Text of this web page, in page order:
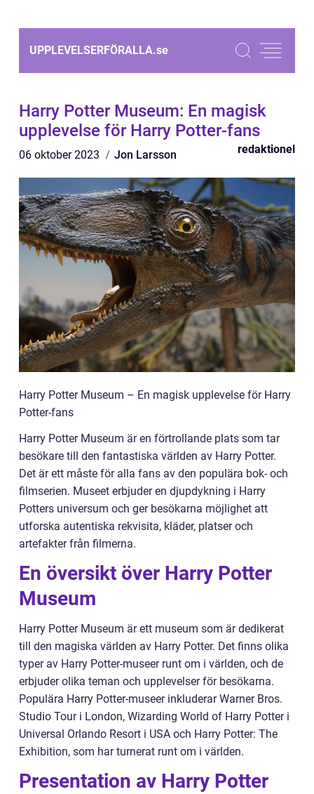
UPPLEVELSERFÖRALLA.se
Harry Potter Museum: En magisk
upplevelse för Harry Potter-fans
06 oktober 2023 Jon Larsson redaktionel
Harry Potter Museum – En magisk upplevelse för Harry
Potter-fans
Harry Potter Museum är en förtrollande plats som tar
besökare till den fantastiska världen av Harry Potter.
Det är ett måste för alla fans av den populära bok- och
filmserien. Museet erbjuder en djupdykning i Harry
Potters universum och ger besökarna möjlighet att
utforska autentiska rekvisita, kläder, platser och
artefakter från filmerna.
En översikt över Harry Potter
Museum
Harry Potter Museum är ett museum som är dedikerat
till den magiska världen av Harry Potter. Det finns olika
typer av Harry Potter-museer runt om i världen, och de
erbjuder olika teman och upplevelser för besökarna.
Populära Harry Potter-museer inkluderar Warner Bros.
Studio Tour i London, Wizarding World of Harry Potter i
Universal Orlando Resort i USA och Harry Potter: The
Exhibition, som har turnerat runt om i världen.
Presentation av Harry Potter